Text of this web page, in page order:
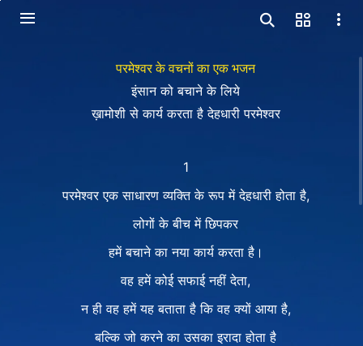
परमेश्वर के वचनों का एक भजन
इंसान को बचाने के लिये
ख़ामोशी से कार्य करता है देहधारी परमेश्वर
1
परमेश्वर एक साधारण व्यक्ति के रूप में देहधारी होता है,
लोगों के बीच में छिपकर
हमें बचाने का नया कार्य करता है।
वह हमें कोई सफाई नहीं देता,
न ही वह हमें यह बताता है कि वह क्यों आया है,
बल्कि जो करने का उसका इरादा होता है